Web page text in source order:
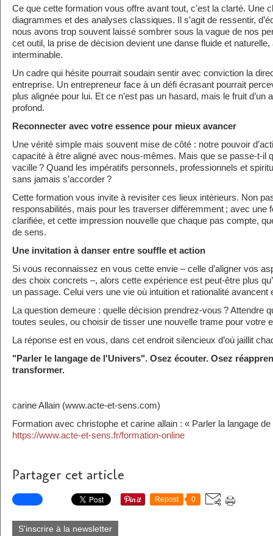
Ce que cette formation vous offre avant tout, c'est la clarté. Une
diagrammes et des analyses classiques. Il s’agit de ressentir,
nous avons trop souvent laissé sombrer sous la vague de nos
cet outil, la prise de décision devient une danse fluide et naturelle,
interminable.
Un cadre qui hésite pourrait soudain sentir avec conviction la
entreprise. Un entrepreneur face à un défi écrasant pourrait
plus alignée pour lui. Et ce n’est pas un hasard, mais le fruit d’un
profond.
Reconnecter avec votre essence pour mieux avancer
Une vérité simple mais souvent mise de côté : notre pouvoir
capacité à être aligné avec nous-mêmes. Mais que se passe-t-il
vacille ? Quand les impératifs personnels, professionnels et
sans jamais s’accorder ?
Cette formation vous invite à revisiter ces lieux intérieurs. Non
responsabilités, mais pour les traverser différemment ; avec une
clarifiée, et cette impression nouvelle que chaque pas compte,
de sens.
Une invitation à danser entre souffle et action
Si vous reconnaissez en vous cette envie – celle d’aligner vos
des choix concrets –, alors cette expérience est peut-être plus
un passage. Celui vers une vie où intuition et rationalité avancent
La question demeure : quelle décision prendrez-vous ? Attendre
toutes seules, ou choisir de tisser une nouvelle trame pour votre
La réponse est en vous, dans cet endroit silencieux d’où jaillit
"Parler le langage de l'Univers". Osez écouter. Osez
transformer.
carine Allain (www.acte-et-sens.com)
Formation avec christophe et carine allain : « Parler la langage de
https://www.acte-et-sens.fr/formation-online
Partager cet article
Repost 0
S'inscrire à la newsletter